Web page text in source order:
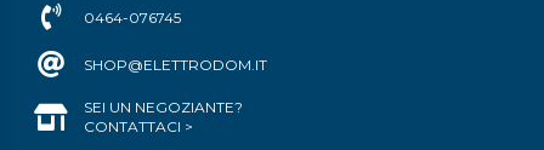
0464-076745
SHOP@ELETTRODOM.IT
SEI UN NEGOZIANTE?
CONTATTACI >